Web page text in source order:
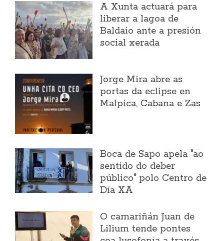
A Xunta actuará para
liberar a lagoa de
Baldaio ante a presión
social xerada
Jorge Mira abre as
portas da eclipse en
Malpica, Cabana e Zas
Boca de Sapo apela "ao
sentido do deber
público" polo Centro de
Día XA
O camariñán Juan de
Lilium tende pontes